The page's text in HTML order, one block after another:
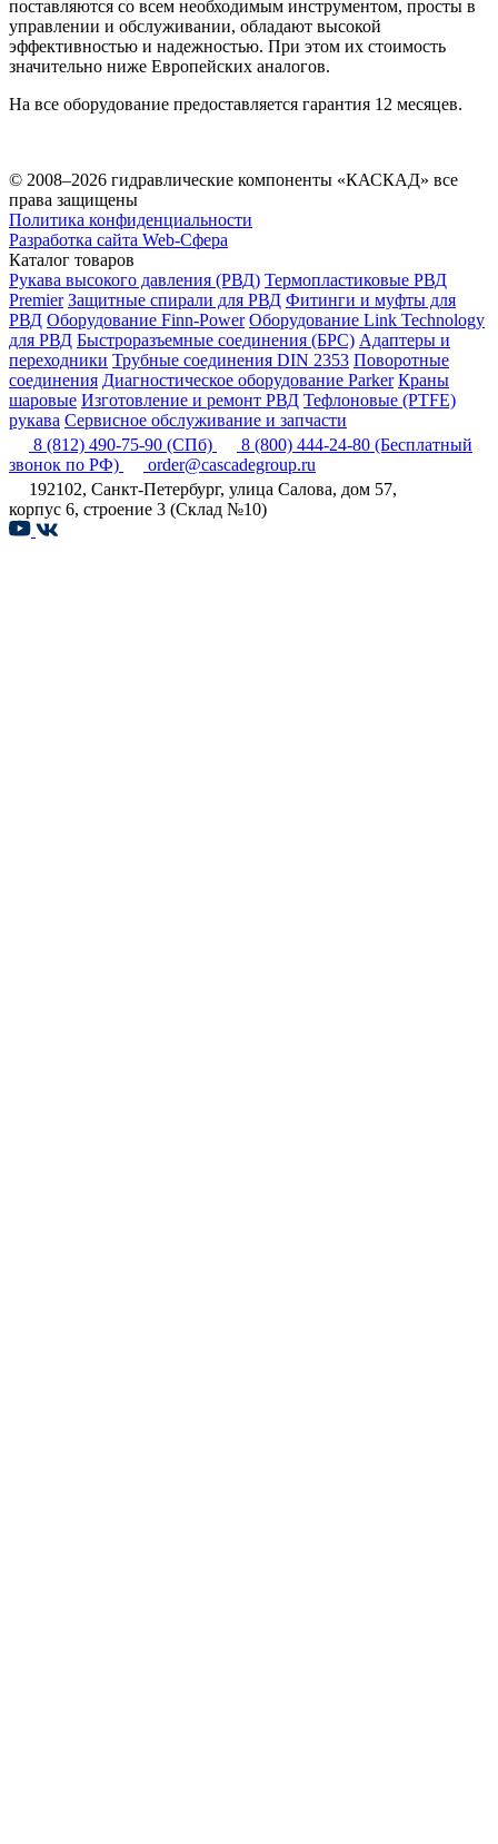
поставляются со всем необходимым инструментом, просты в
управлении и обслуживании, обладают высокой
эффективностью и надежностью. При этом их стоимость
значительно ниже Европейских аналогов.
На все оборудование предоставляется гарантия 12 месяцев.
© 2008–2026 гидравлические компоненты «КАСКАД» все
права защищены
Политика конфиденциальности
Разработка сайта Web-Сфера
Каталог товаров
Рукава высокого давления (РВД) Термопластиковые РВД
Premier Защитные спирали для РВД Фитинги и муфты для
РВД Оборудование Finn-Power Оборудование Link Technology
для РВД Быстроразъемные соединения (БРС) Адаптеры и
переходники Трубные соединения DIN 2353 Поворотные
соединения Диагностическое оборудование Parker Краны
шаровые Изготовление и ремонт РВД Тефлоновые (PTFE)
рукава Сервисное обслуживание и запчасти
8 (812) 490-75-90 (СПб) 8 (800) 444-24-80 (Бесплатный
звонок по РФ)
order@cascadegroup.ru
192102, Санкт-Петербург, улица Салова, дом 57,
корпус 6, строение 3 (Склад №10)